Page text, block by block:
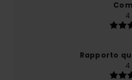
Rapporto